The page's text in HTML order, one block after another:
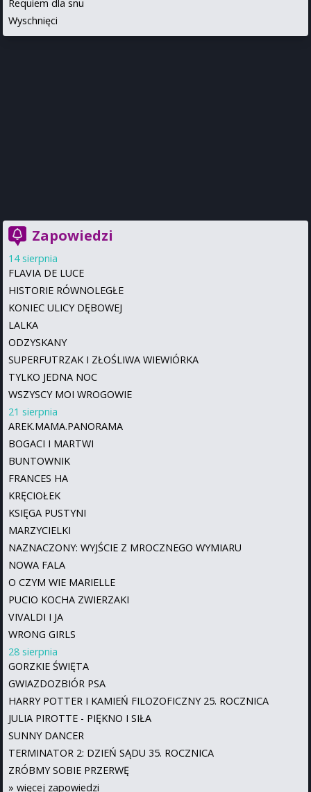
Requiem dla snu
Wyschnięci
Zapowiedzi
14 sierpnia
FLAVIA DE LUCE
HISTORIE RÓWNOLEGŁE
KONIEC ULICY DĘBOWEJ
LALKA
ODZYSKANY
SUPERFUTRZAK I ZŁOŚLIWA WIEWIÓRKA
TYLKO JEDNA NOC
WSZYSCY MOI WROGOWIE
21 sierpnia
AREK.MAMA.PANORAMA
BOGACI I MARTWI
BUNTOWNIK
FRANCES HA
KRĘCIOŁEK
KSIĘGA PUSTYNI
MARZYCIELKI
NAZNACZONY: WYJŚCIE Z MROCZNEGO WYMIARU
NOWA FALA
O CZYM WIE MARIELLE
PUCIO KOCHA ZWIERZAKI
VIVALDI I JA
WRONG GIRLS
28 sierpnia
GORZKIE ŚWIĘTA
GWIAZDOZBIÓR PSA
HARRY POTTER I KAMIEŃ FILOZOFICZNY 25. ROCZNICA
JULIA PIROTTE - PIĘKNO I SIŁA
SUNNY DANCER
TERMINATOR 2: DZIEŃ SĄDU 35. ROCZNICA
ZRÓBMY SOBIE PRZERWĘ
» więcej zapowiedzi